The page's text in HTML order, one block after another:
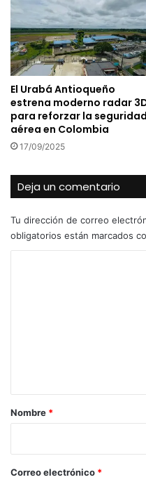
El Urabá Antioqueño
estrena moderno radar
para reforzar la seguridad
aérea en Colombia
17/09/2025
Deja un comentario
Tu dirección de correo
obligatorios están marcados
r
*
Nombre *
Correo electrónico *